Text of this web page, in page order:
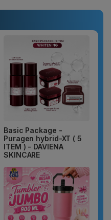
Basic Package -
Puragen hybrid-XT ( 5
ITEM ) - DAVIENA
SKINCARE